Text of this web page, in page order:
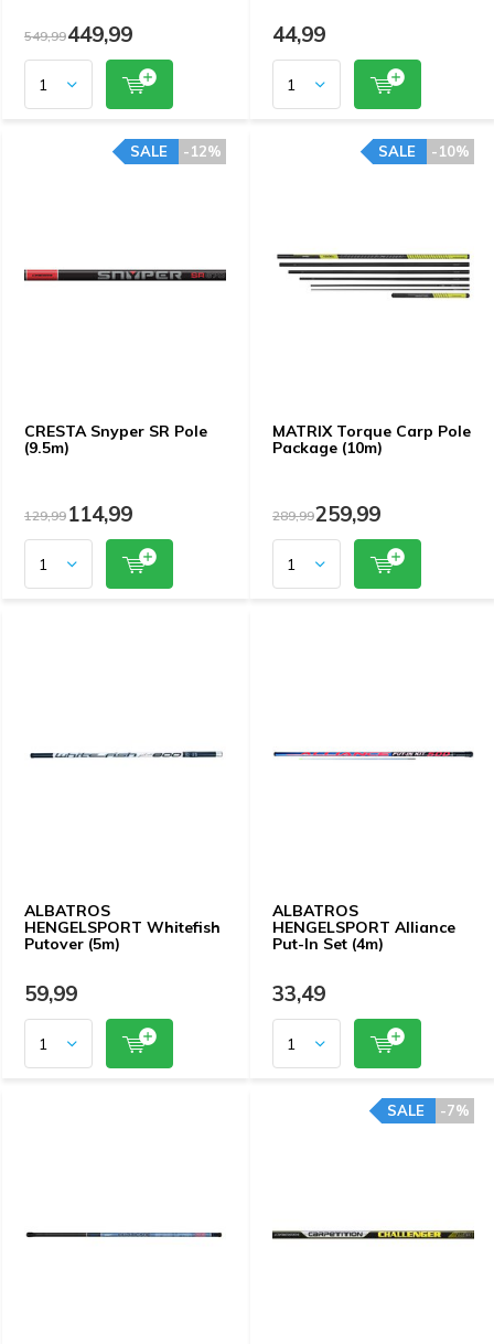
549,99449,99 44,99
CRESTA Snyper SR Pole
(9.5m)
-12%
SALE
129,99114,99
MATRIX Torque Carp Pole
Package (10m)
-10%
SALE
289,99259,99
ALBATROS
HENGELSPORT Whitefish
Putover (5m)
59,99
ALBATROS
HENGELSPORT Alliance
Put-In Set (4m)
33,49
-7%
SALE